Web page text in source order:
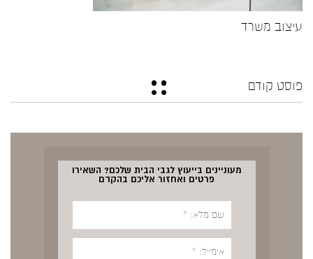
עיצוב משרד
פוסט קודם
מעוניינים בייעוץ לגבי הבית שלכם? השאירו
פרטים ואחזור אליכם בהקדם